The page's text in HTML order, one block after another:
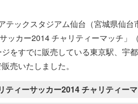
テックスタジアム仙台（宮城県仙
ッカー2014 チャリティーマッチ」
をすでに販売している東京駅、宇
売いたしました。
ティーサッカー2014 チャリティー